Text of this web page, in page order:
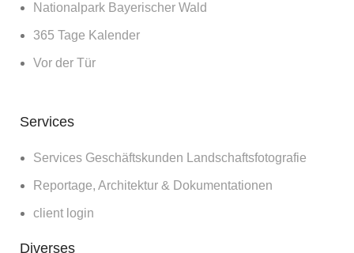
Nationalpark Bayerischer Wald
365 Tage Kalender
Vor der Tür
Services
Services Geschäftskunden Landschaftsfotografie
Reportage, Architektur & Dokumentationen
client login
Diverses